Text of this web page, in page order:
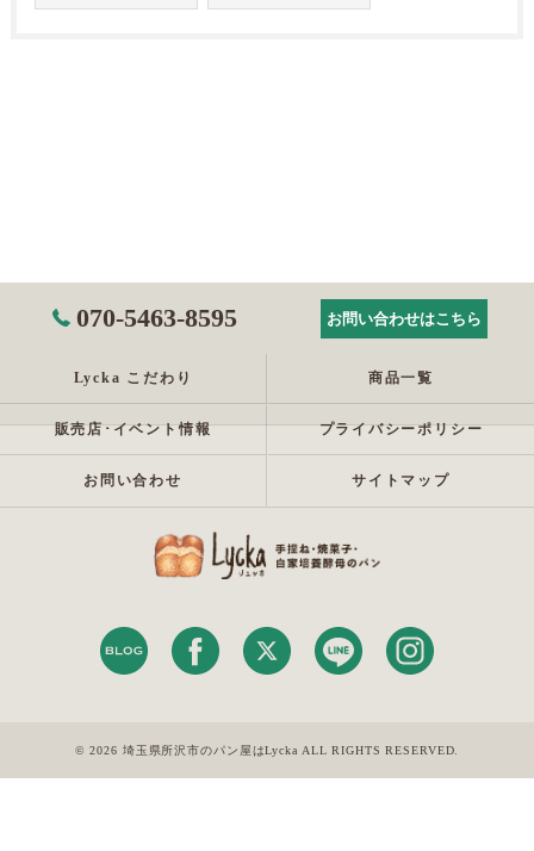
070-5463-8595 お問い合わせはこちら
Lycka こだわり 商品一覧
販売店･イベント情報 プライバシーポリシー
お問い合わせ サイトマップ
© 2026 埼玉県所沢市のパン屋はLycka ALL RIGHTS RESERVED.